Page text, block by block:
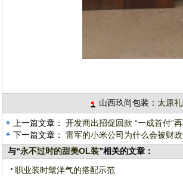
山西玖尚包装： 太原
上一篇文章： 开发商出招促回款 “一成首付”
下一篇文章： 雷军的小米公司为什么会被财
与“永不过时的甜美OL装”相关的文章：
职业装时髦洋气的搭配示范